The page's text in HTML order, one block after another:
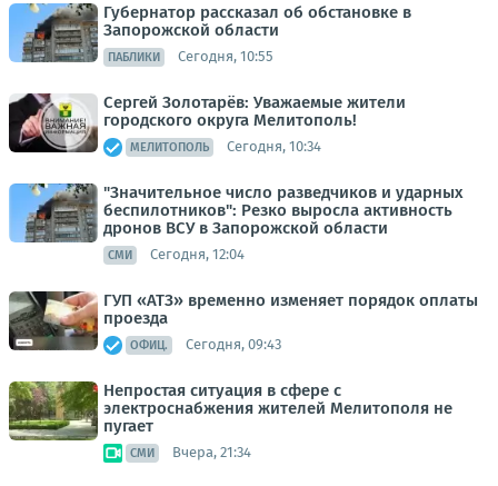
Губернатор рассказал об обстановке в
Запорожской области
ПАБЛИКИ Сегодня, 10:55
Сергей Золотарёв: Уважаемые жители
городского округа Мелитополь!
МЕЛИТОПОЛЬ Сегодня, 10:34
"Значительное число разведчиков и ударных
беспилотников": Резко выросла активность
дронов ВСУ в Запорожской области
СМИ Сегодня, 12:04
ГУП «АТЗ» временно изменяет порядок оплаты
проезда
ОФИЦ. Сегодня, 09:43
Непростая ситуация в сфере с
электроснабжения жителей Мелитополя не
пугает
СМИ Вчера, 21:34